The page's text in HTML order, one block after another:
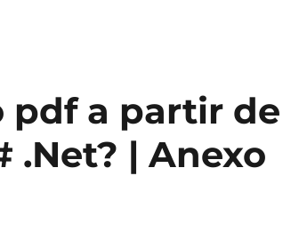
pdf a partir de
.Net? | Anexo